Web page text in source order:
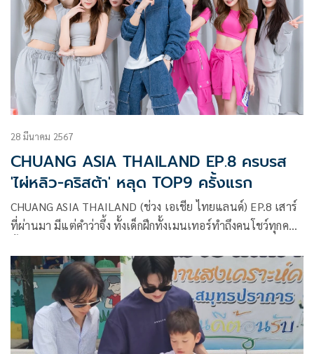
28 มีนาคม 2567
CHUANG ASIA THAILAND EP.8 ครบรส
'ไผ่หลิว-คริสต้า' หลุด TOP9 ครั้งแรก
CHUANG ASIA THAILAND (ช่วง เอเชีย ไทยแลนด์) EP.8 เสาร์
ที่ผ่านมา มีแต่คำว่าจึ้ง ทั้งเด็กฝึกทั้งเมนเทอร์ทำถึงคนโชว์ทุกคน
Cooperation Stage ทั้ง 5 โชว์